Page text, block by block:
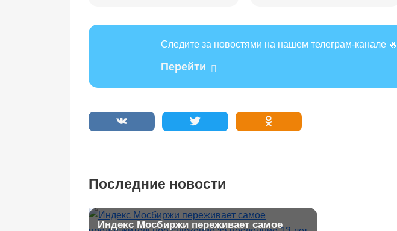
Следите за новостями на нашем телеграм-канале 🔥
Перейти
Последние новости
Индекс Мосбиржи переживает самое